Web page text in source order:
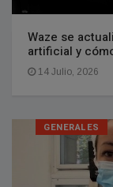
Waze se
artificial y
14 Julio, 2026
GENERALES